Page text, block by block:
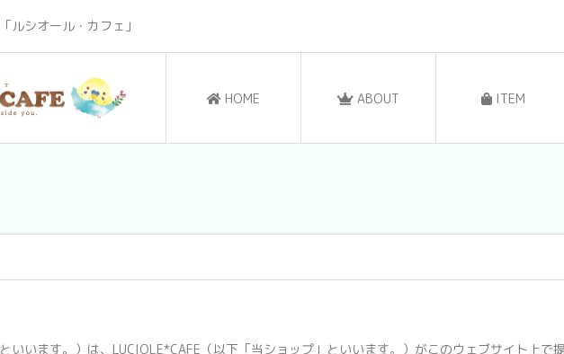
ルシオール・カフェ」
HOME ABOUT ITEM
いいます。）は、LUCIOLE*CAFE（以下「当ショップ」といいます。）がこのウェブサイト上